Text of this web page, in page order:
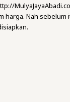
harga. Nah sebelum